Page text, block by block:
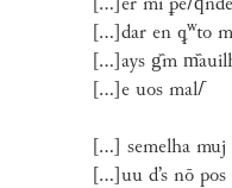
[...]er mi ꝑe⌈
[...]dar en ꝙwto
[...]ays g᷈m
[...]e uos mal⌈
[...] semelha
[...]uu d’s nō